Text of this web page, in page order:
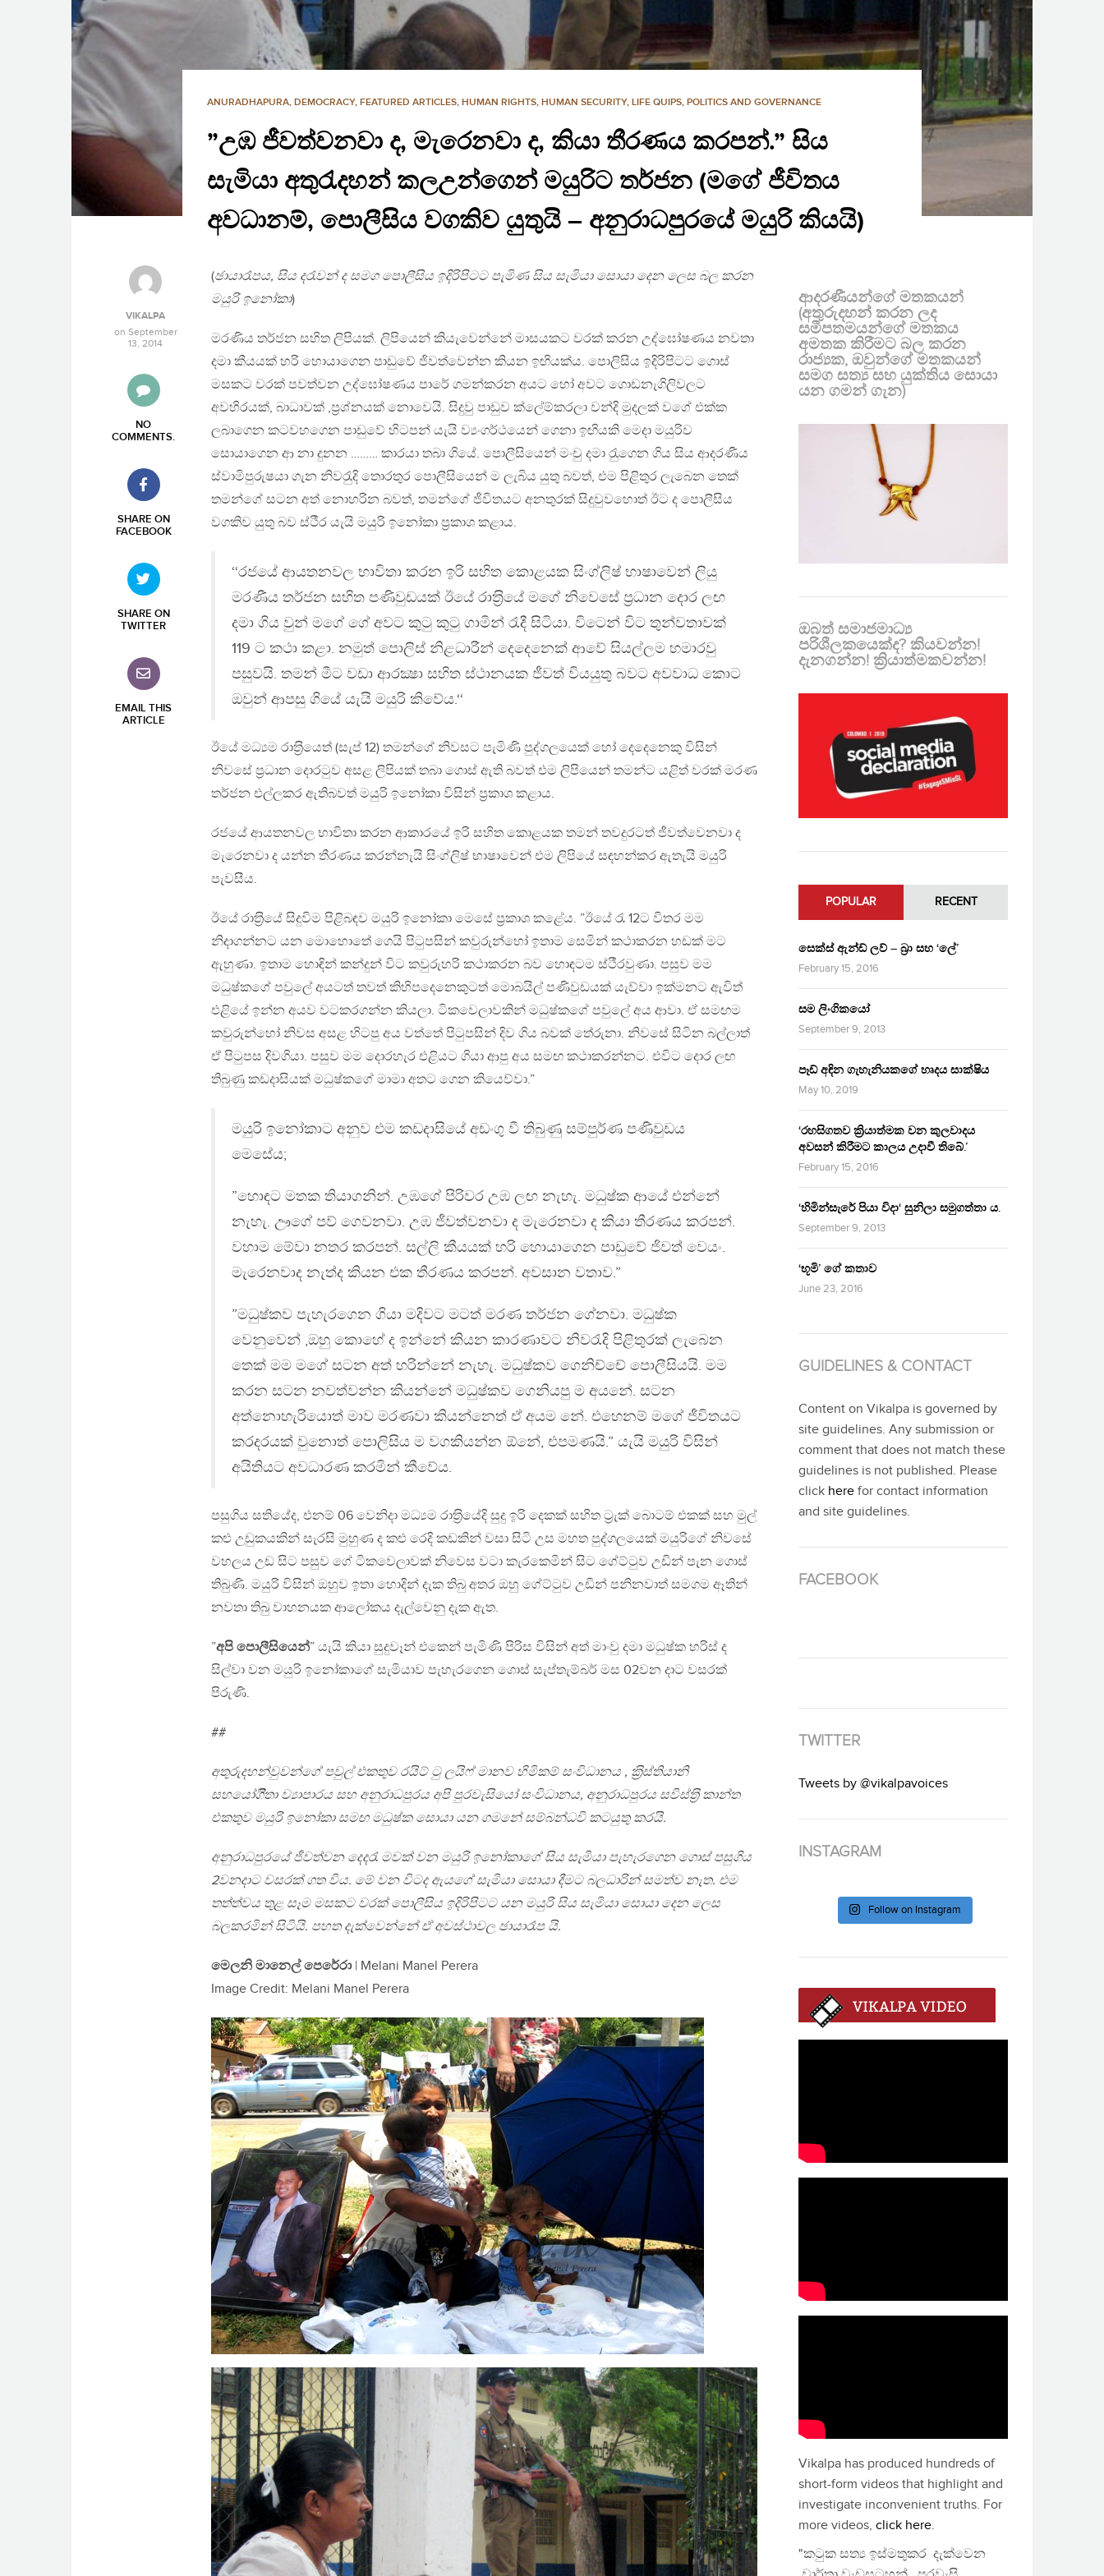
ANURADHAPURA, DEMOCRACY, FEATURED ARTICLES, HUMAN RIGHTS, HUMAN SECURITY, LIFE QUIPS, POLITICS AND GOVERNANCE
”උඹ ජීවත්වනවා ද, මැරෙනවා ද, කියා තීරණය කරපන්.” සිය
සැමියා අතුරැදහන් කලඋන්ගෙන් මයුරිට තර්ජන (මගේ ජීවිතය
අවධානම්, පොලීසිය වගකිව යුතුයි – අනුරාධපුරයේ මයුරි කියයි)
VIKALPA
on September
13, 2014
NO
COMMENTS.
SHARE ON
FACEBOOK
SHARE ON
TWITTER
EMAIL THIS
ARTICLE
(ඡායාරෑපය, සිය දරැවන් ද සමග පොලීසිය ඉදිරිපිටට පැමිණ සිය සැමියා සොයා දෙන ලෙස බල කරන
මයුරි ඉනෝකා)
මරණිය තර්ජන සහිත ලිපියක්. ලිපියෙන් කියැවෙන්නේ මාසයකට වරක් කරන උද්ඝෝෂණය නවතා
දමා කීයයක් හරි හොයාගෙන පාඩුවේ ජිවත්වෙන්න කියන ඉඟියක්ය. පොලිසිය ඉදිරිපිටට ගොස්
මසකට වරක් පවත්වන උද්ඝෝෂණය පාරේ ගමන්කරන අයට හෝ අවට ගොඩනැගිලිවලට
අවහිරයක්, බාධාවක් ,ප‍්‍රශ්නයක් නොවෙයි. සිදුවු පාඩුව ක්ලේම්කරලා වන්දි මුදලක් වගේ එක්ක
ලබාගෙන කටවහගෙන පාඩුවේ හිටපන් යැයි ව්‍යංගර්ථයෙන් ගෙනා ඉඟියකි මෙදා මයුරිව
සොයාගෙන ආ නා දුනන ……… කාරයා තබා ගියේ. පොලීසියෙන් මංචු දමා රැුගෙන ගිය සිය ආදරණීය
ස්වාමිපුරුෂයා ගැන නිවරැුදි තොරතුර පොලීසියෙන් ම ලැබිය යුතු බවත්, එම පිළිතුර ලැබෙන තෙක්
තමන්ගේ සටන අත් නොහරින බවත්, තමන්ගේ ජීවිතයට අනතුරක් සිදුවුවහොත් ඊට ද පොලීසිය
වගකිව යුතු බව ස්ථීර යැයි මයුරි ඉනෝකා ප‍්‍රකාශ කළාය.
‘‘රජයේ ආයතනවල භාවිතා කරන ඉරි සහිත කොළයක සිංග්ලිෂ් භාෂාවෙන් ලියු
මරණීය තර්ජන සහිත පණිවුඩයක් ඊයේ රාත‍්‍රියේ මගේ නිවෙසේ ප‍්‍රධාන දොර ලඟ
දමා ගිය වුන් මගේ ගේ අවට කුටු කුටු ගාමින් රැදී සිටියා. විටෙන් විට තුන්වතාවක්
119 ට කථා කළා. නමුත් පොලිස් නිළධාරීන් දෙදෙනෙක් ආවේ සියල්ලම හමාරවු
පසුවයි. තමන් මීට වඩා ආරක්‍ෂා සහිත ස්ථානයක ජීවත් වියයුතු බවට අවවාධ කොට
ඔවුන් ආපසු ගියේ යැයි මයුරි කිවේය.‘‘
ඊයේ මධ්‍යම රාත‍්‍රියෙත් (සැප් 12) තමන්ගේ නිවසට පැමිණි පුද්ගලයෙක් හෝ දෙදෙනෙකු විසින්
නිවසේ ප‍්‍රධාන දොරටුව අසළ ලිපියක් තබා ගොස් ඇති බවත් එම ලිපියෙන් තමන්ට යළිත් වරක් මරණ
තර්ජන එල්ලකර ඇතිබවත් මයුරි ඉනෝකා විසින් ප‍්‍රකාශ කළාය.
රජයේ ආයතනවල භාවිතා කරන ආකාරයේ ඉරි සහිත කොළයක තමන් තවදුරටත් ජීවත්වෙනවා ද
මැරෙනවා ද යන්න තීරණය කරන්නැයි සිංග්ලිෂ් භාෂාවෙන් එම ලිපියේ සඳහන්කර ඇතැයි මයුරි
පැවසීය.
ඊයේ රාත‍්‍රියේ සිදුවිම පිළිබඳව මයුරි ඉනෝකා මෙසේ ප‍්‍රකාශ කළේය. ”ඊයේ රැ 12ට විතර මම
නිදාගන්නට යන මොහොතේ ගෙයි පිටුපසින් කවුරුන්හෝ ඉතාම සෙමින් කථාකරන හඩක් මට
ඇහුණා. ඉතාම හොඳින් කන්දුන් විට කවුරුහරි කථාකරන බව හොඳටම ස්ථීරවුණා. පසුව මම
මධුෂ්කගේ පවුලේ අයටත් තවත් කිහිපදෙනෙකුටත් මොබයිල් පණිවුඩයක් යැව්වා ඉක්මනට ඇවිත්
එළියේ ඉන්න අයව වටකරගන්න කියලා. ටිකවෙලාවකින් මධුෂ්කගේ පවුලේ අය ආවා. ඒ සමඟම
කවුරුන්හෝ නිවස අසළ හිටපු අය වත්තේ පිටුපසින් දිව ගිය බවක් තේරුනා. නිවසේ සිටින බල්ලාත්
ඒ පිටුපස දිවගියා. පසුව මම දොරහැර එළියට ගියා ආපු අය සමඟ කථාකරන්නට. එවිට දොර ලඟ
තිබුණු කඩදාසියක් මධුෂ්කගේ මාමා අතට ගෙන කියෙව්වා.”
මයුරි ඉනෝකාට අනුව එම කඩදාසියේ අඩංගු වී තිබුණු සම්පුර්ණ පණිවුඩය
මෙසේය;
”හොඳට මතක තියාගනින්. උඹගේ පිරිවර උඹ ලඟ නැහැ. මධුෂ්ක ආයේ එන්නේ
නැහැ. ඌගේ පව් ගෙවනවා. උඹ ජීවත්වනවා ද මැරෙනවා ද කියා තීරණය කරපන්.
වහාම මේවා නතර කරපන්. සල්ලි කීයයක් හරි හොයාගෙන පාඩුවේ ජිවත් වෙයං.
මැරෙනවාද නැත්ද කියන එක තීරණය කරපන්. අවසාන වතාව.”
”මධුෂ්කව පැහැරගෙන ගියා මදිවට මටත් මරණ තර්ජන ගේනවා. මධුෂ්ක
වෙනුවෙන් ,ඔහු කොහේ ද ඉන්නේ කියන කාරණාවට නිවරැදි පිළිතුරක් ලැබෙන
තෙක් මම මගේ සටන අත් හරින්නේ නැහැ. මධුෂ්කව ගෙනිච්චේ පොලීසියයි. මම
කරන සටන නවත්වන්න කියන්නේ මධුෂ්කව ගෙනියපු ම අයනේ. සටන
අත්නොහැරියොත් මාව මරණවා කියන්නෙත් ඒ අයම නේ. එහෙනම් මගේ ජීවිතයට
කරදරයක් වුනොත් පොලිසිය ම වගකියන්න ඕනේ, එපමණයි.” යැයි මයුරි විසින්
අයිතියට අවධාරණ කරමින් කීවේය.
පසුගිය සතියේද, එනම් 06 වෙනිදා මධ්‍යම රාත‍්‍රියේදි සුදු ඉරි දෙකක් සහිත ට‍්‍රැක් බොටම් එකක් සහ මුල්
කළු උඩුකයකින් සැරසි මුහුණ ද කළු රෙදි කඩකින් වසා සිටි උස මහත පුද්ගලයෙක් මයුරිගේ නිවසේ
වහලය උඩ සිට පසුව ගේ ටිකවෙලාවක් නිවෙස වටා කැරකෙමින් සිට ගේට්ටුව උඩින් පැන ගොස්
තිබුණි. මයුරි විසින් ඔහුව ඉතා හොදින් දැක තිබු අතර ඔහු ගේට්ටුව උඩින් පනිනවාත් සමගම ඈතින්
නවතා තිබු වාහනයක ආලෝකය දැල්වෙනු දැක ඇත.
”අපි පොලීසියෙන්” යැයි කියා සුදුවෑන් එකෙන් පැමිණි පිරිස විසින් අත් මාංවු දමා මධුෂ්ක හරිස් ද
සිල්වා වන මයුරි ඉනෝකාගේ සැමියාව පැහැරගෙන ගොස් සැප්තැම්බර් මස 02වන දාට වසරක්
පිරුණි.
##
අතුරුදහන්වුවන්ගේ පවුල් එකතුව රයිට් ටු ලයිෆ් මානව හිමිකම් සංවිධානය , ක‍්‍රිස්තියානි
සහයෝගිීතා ව්‍යාපාරය සහ අනුරාධපුරය අපි පුරවැසියෝ සංවිධානය, අනුරාධපුරය සවිස්ත‍්‍රි කාන්ත
එකතුව මයුරි ඉනෝකා සමඟ මධුෂ්ක සොයා යන ගමනේ සම්බන්ධවි කටයුතු කරයි.
අනුරාධපුරයේ ජීවත්වන දෙදරැ මවක් වන මයුරි ඉනෝකාගේ සිය සැමියා පැහැරගෙන ගොස් පසුගිය
2වනදාට වසරක් ගත විය. මේ වන විටද ඇයගේ සැමියා සොයා දීමට බලධාරින් සමත්ව නැත. එම
තත්ත්වය තුළ සෑම මසකට වරක් පොලීසිය ඉදිරිපිටට යන මයුරි සිය සැමියා සොයා දෙන ලෙස
බලකරමින් සිටියි. පහත දැක්වෙන්නේ ඒ අවස්ථාවල ඡායාරෑප යි.
මෙලනි මානෙල් පෙරේරා| Melani Manel Perera
Image Credit: Melani Manel Perera
ආදරණීයන්ගේ මතකයන්
(අතුරුදහන් කරන ලද
සමීපතමයන්ගේ මතකය
අමතක කිරීමට බල කරන
රාජ්‍යක, ඔවුන්ගේ මතකයන්
සමග සත්‍ය සහ යුක්තිය සොයා
යන ගමන් ගැන)
ඔබත් සමාජමාධ්‍ය
පරිශීලකයෙක්ද? කියවන්න!
දැනගන්න! ක්‍රියාත්මකවන්න!
POPULAR RECENT
සෙක්ස් ඇන්ඩ් ලව් – බ්‍රා සහ ‘ලේ’
February 15, 2016
සම ලිංගිකයෝ
September 9, 2013
පෑඩ් අඳින ගැහැනියකගේ හෘදය සාක්ෂිය
May 10, 2019
‘රහසිගතව ක්‍රියාත්මක වන කුලවාදය
අවසන් කිරීමට කාලය උදාවී තිබේ.’
February 15, 2016
‘හිමින්සැරේ පියා විදා‘ සුනිලා සමුගත්තා ය.
September 9, 2013
‘භූමි’ ගේ කතාව
June 23, 2016
GUIDELINES & CONTACT
Content on Vikalpa is governed by
site guidelines. Any submission or
comment that does not match these
guidelines is not published. Please
click here for contact information
and site guidelines.
FACEBOOK
TWITTER
Tweets by @vikalpavoices
INSTAGRAM
Follow on Instagram
Vikalpa has produced hundreds of
short-form videos that highlight and
investigate inconvenient truths. For
more videos, click here.
"කටුක සත්‍ය ඉස්මතුකර දැක්වෙන